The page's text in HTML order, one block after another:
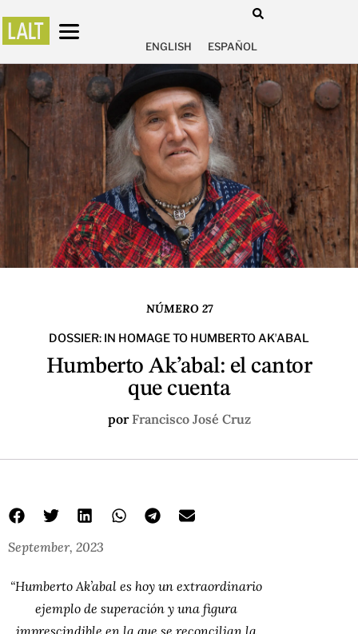
ENGLISH ESPAÑOL
NÚMERO 27
DOSSIER: IN HOMAGE TO HUMBERTO AKʼABAL
Humberto Ak’abal: el cantor
que cuenta
por Francisco José Cruz
September, 2023
“Humberto Ak’abal es hoy un extraordinario
ejemplo de superación y una figura